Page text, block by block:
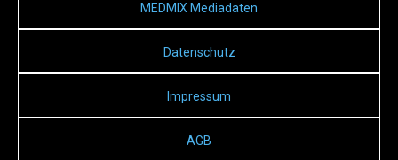
MEDMIX Mediadaten
Datenschutz
Impressum
AGB